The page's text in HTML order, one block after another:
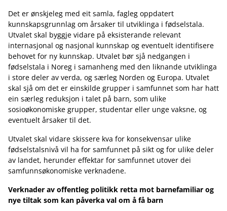
Det er ønskjeleg med eit samla, fagleg oppdatert
kunnskapsgrunnlag om årsaker til utviklinga i fødselstala.
Utvalet skal byggje vidare på eksisterande relevant
internasjonal og nasjonal kunnskap og eventuelt identifisere
behovet for ny kunnskap. Utvalet bør sjå nedgangen i
fødselstala i Noreg i samanheng med den liknande utviklinga
i store deler av verda, og særleg Norden og Europa. Utvalet
skal sjå om det er einskilde grupper i samfunnet som har hatt
ein særleg reduksjon i talet på barn, som ulike
sosioøkonomiske grupper, studentar eller unge vaksne, og
eventuelt årsaker til det.
Utvalet skal vidare skissere kva for konsekvensar ulike
fødselstalsnivå vil ha for samfunnet på sikt og for ulike deler
av landet, herunder effektar for samfunnet utover dei
samfunnsøkonomiske verknadene.
Verknader av offentleg politikk retta mot barnefamiliar og
nye tiltak som kan påverka val om å få barn